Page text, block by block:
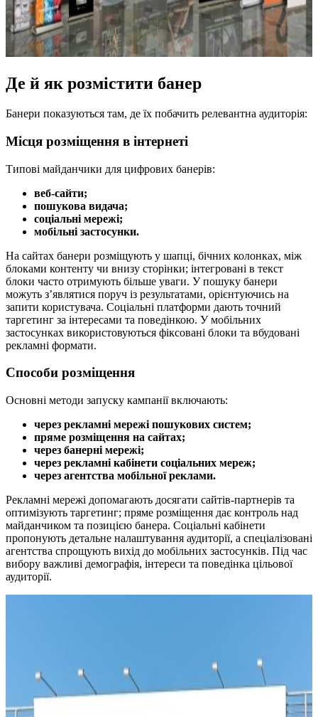
Де й як розмістити банер
Банери показуються там, де їх побачить релевантна аудиторія:
Місця розміщення в інтернеті
Типові майданчики для цифрових банерів:
веб‑сайти;
пошукова видача;
соціальні мережі;
мобільні застосунки.
На сайтах банери розміщують у шапці, бічних колонках, між
блоками контенту чи внизу сторінки; інтегровані в текст
блоки часто отримують більше уваги. У пошуку банери
можуть з’являтися поруч із результатами, орієнтуючись на
запити користувача. Соціальні платформи дають точний
таргетинг за інтересами та поведінкою. У мобільних
застосунках використовуються фіксовані блоки та вбудовані
рекламні формати.
Способи розміщення
Основні методи запуску кампанії включають:
через рекламні мережі пошукових систем;
пряме розміщення на сайтах;
через банерні мережі;
через рекламні кабінети соціальних мереж;
через агентства мобільної реклами.
Рекламні мережі допомагають досягати сайтів‑партнерів та
оптимізують таргетинг; пряме розміщення дає контроль над
майданчиком та позицією банера. Соціальні кабінети
пропонують детальне налаштування аудиторії, а спеціалізовані
агентства спрощують вихід до мобільних застосунків. Під час
вибору важливі демографія, інтереси та поведінка цільової
аудиторії.